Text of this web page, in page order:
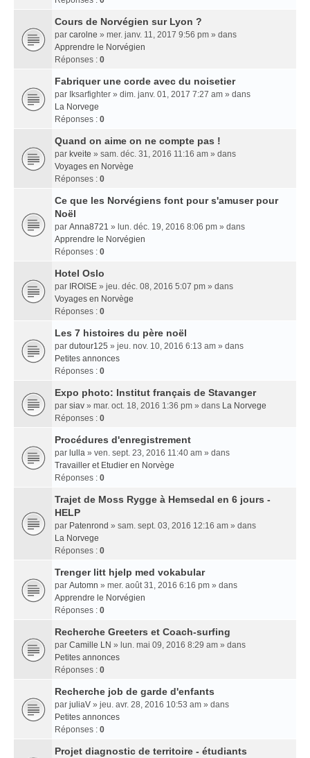
Cours de Norvégien sur Lyon ?
par carolne » mer. janv. 11, 2017 9:56 pm » dans
Apprendre le Norvégien
Réponses : 0
Fabriquer une corde avec du noisetier
par Iksarfighter » dim. janv. 01, 2017 7:27 am » dans
La Norvege
Réponses : 0
Quand on aime on ne compte pas !
par kveite » sam. déc. 31, 2016 11:16 am » dans
Voyages en Norvège
Réponses : 0
Ce que les Norvégiens font pour s'amuser pour
Noël
par Anna8721 » lun. déc. 19, 2016 8:06 pm » dans
Apprendre le Norvégien
Réponses : 0
Hotel Oslo
par IROISE » jeu. déc. 08, 2016 5:07 pm » dans
Voyages en Norvège
Réponses : 0
Les 7 histoires du père noël
par dutour125 » jeu. nov. 10, 2016 6:13 am » dans
Petites annonces
Réponses : 0
Expo photo: Institut français de Stavanger
par siav » mar. oct. 18, 2016 1:36 pm » dans La Norvege
Réponses : 0
Procédures d'enregistrement
par lulla » ven. sept. 23, 2016 11:40 am » dans
Travailler et Etudier en Norvège
Réponses : 0
Trajet de Moss Rygge à Hemsedal en 6 jours -
HELP
par Patenrond » sam. sept. 03, 2016 12:16 am » dans
La Norvege
Réponses : 0
Trenger litt hjelp med vokabular
par Automn » mer. août 31, 2016 6:16 pm » dans
Apprendre le Norvégien
Réponses : 0
Recherche Greeters et Coach-surfing
par Camille LN » lun. mai 09, 2016 8:29 am » dans
Petites annonces
Réponses : 0
Recherche job de garde d'enfants
par juliaV » jeu. avr. 28, 2016 10:53 am » dans
Petites annonces
Réponses : 0
Projet diagnostic de territoire - étudiants